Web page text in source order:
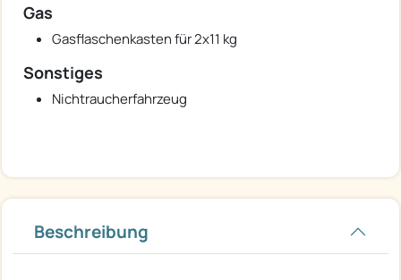
Gas
Gasflaschenkasten für 2x11 kg
Sonstiges
Nichtraucherfahrzeug
Beschreibung